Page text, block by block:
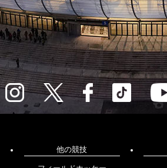
他の競技